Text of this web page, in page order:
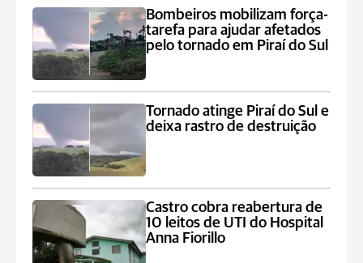
Bombeiros mobilizam força-
tarefa para ajudar afetados
pelo tornado em Piraí do Sul
Tornado atinge Piraí do Sul e
deixa rastro de destruição
Castro cobra reabertura de
10 leitos de UTI do Hospital
Anna Fiorillo